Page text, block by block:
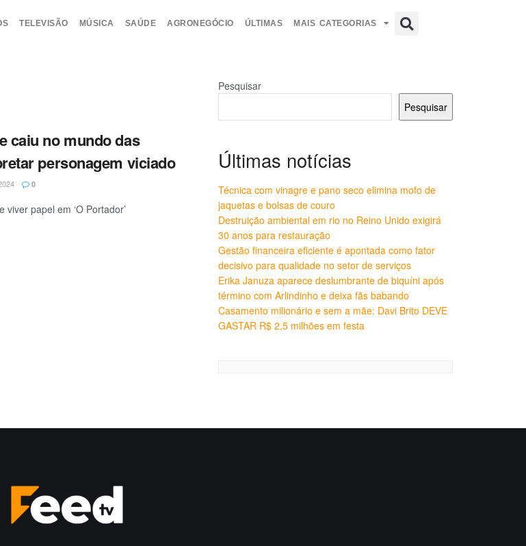
TELEVISÃO MÚSICA SAÚDE AGRONEGÓCIO ÚLTIMAS MAIS CATEGORIAS
caiu no mundo das
personagem viciado
0
papel em ‘O Portador’
Pesquisar
Pesquisar
Últimas notícias
Técnica com vinagre e pano seco elimina mofo de
jaquetas e bolsas de couro
Destruição ambiental em rio no Reino Unido exigirá
30 anos para restauração
Gestão financeira eficiente é apontada como fator
decisivo para qualidade no setor de serviços
Erika Januza aparece deslumbrante de biquíni após
término com Arlindinho e deixa fãs babando
Casamento milionário e sem a mãe: Davi Brito DEVE
GASTAR R$ 2,5 milhões em festa